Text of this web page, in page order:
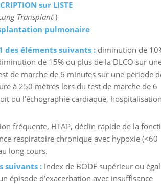
sur LISTE
Transplant)
pulmonaire
des éléments suivants : diminution de
de 15% ou plus de la DLCO sur
de marche de 6 minutes sur une période
à 250 mètres lors du test de marche de 6
ou l’échographie cardiaque, hospitalisation
fréquente, HTAP, déclin rapide de la
respiratoire chronique avec hypoxie (<60
long cours.
suivants : Index de BODE supérieur ou
épisode d’exacerbation avec insuffisance